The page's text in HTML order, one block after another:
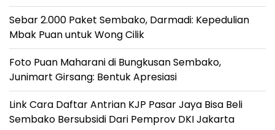
Sebar 2.000 Paket Sembako, Darmadi: Kepedulian
Mbak Puan untuk Wong Cilik
Foto Puan Maharani di Bungkusan Sembako,
Junimart Girsang: Bentuk Apresiasi
Link Cara Daftar Antrian KJP Pasar Jaya Bisa Beli
Sembako Bersubsidi Dari Pemprov DKI Jakarta